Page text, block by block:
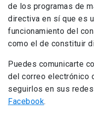
de los programas de
directiva en sí que es
funcionamiento del
como el de constituir
Puedes comunicarte
del correo electrónico
seguirlos en sus
Facebook.